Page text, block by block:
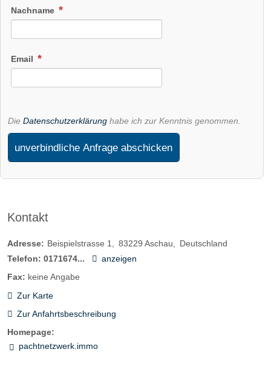
Nachname
Email
Die Datenschutzerklärung habe ich zur Kenntnis genommen.
unverbindliche Anfrage abschicken
Kontakt
Adresse: Beispielstrasse 1 83229 Aschau
Deutschland
Telefon: 0171674...
anzeigen
Fax: keine Angabe
Zur Karte
Zur Anfahrtsbeschreibung
Homepage:
pachtnetzwerk.immo